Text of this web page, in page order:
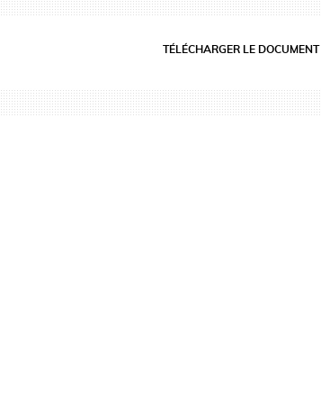
TÉLÉCHARGER LE DOCUMENT